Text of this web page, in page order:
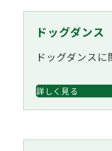
ドッグダンス
ドッグダンス
詳しく見る